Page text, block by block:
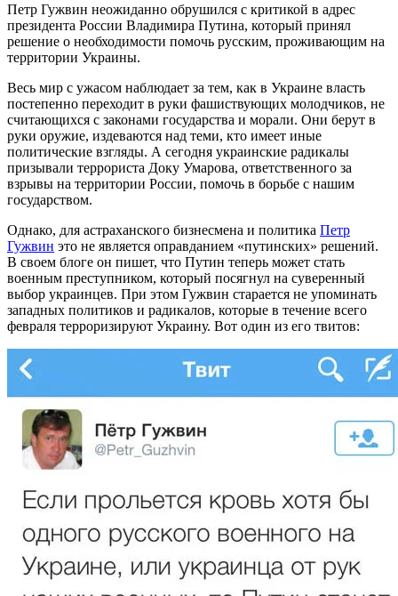
Петр Гужвин неожиданно обрушился с критикой в адрес
президента России Владимира Путина, который принял
решение о необходимости помочь русским, проживающим на
территории Украины.
Весь мир с ужасом наблюдает за тем, как в Украине власть
постепенно переходит в руки фашиствующих молодчиков, не
считающихся с законами государства и морали. Они берут в
руки оружие, издеваются над теми, кто имеет иные
политические взгляды. А сегодня украинские радикалы
призывали террориста Доку Умарова, ответственного за
взрывы на территории России, помочь в борьбе с нашим
государством.
Однако, для астраханского бизнесмена и политика Петр
Гужвин это не является оправданием «путинских» решений.
В своем блоге он пишет, что Путин теперь может стать
военным преступником, который посягнул на суверенный
выбор украинцев. При этом Гужвин старается не упоминать
западных политиков и радикалов, которые в течение всего
февраля терроризируют Украину. Вот один из его твитов: